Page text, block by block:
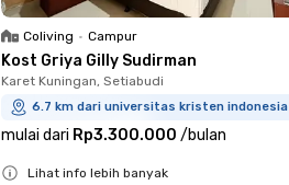
Coliving • Campur
Kost Griya Gilly Sudirman
Karet Kuningan, Setiabudi
6.7 km dari universitas kristen indonesia
mulai dari Rp3.300.000 /bulan
Lihat info lebih banyak